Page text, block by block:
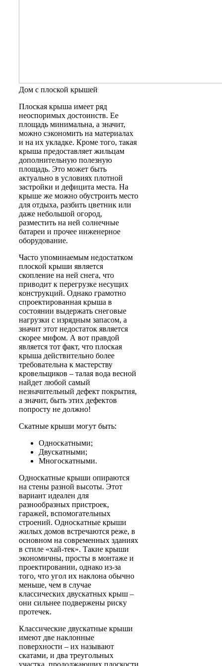
Дом с плоской крышей
Плоская крыша имеет ряд
неоспоримых достоинств. Ее
площадь минимальна, а значит,
можно сэкономить на материалах
и на их укладке. Кроме того, такая
крыша предоставляет жильцам
дополнительную полезную
площадь. Это может быть
актуально в условиях плотной
застройки и дефицита места. На
крыше же можно обустроить место
для отдыха, разбить цветник или
даже небольшой огород,
разместить на ней солнечные
батареи и прочее инженерное
оборудование.
Часто упоминаемым недостатком
плоской крыши является
скопление на ней снега, что
приводит к перегрузке несущих
конструкций. Однако грамотно
спроектированная крыша в
состоянии выдержать снеговые
нагрузки с изрядным запасом, а
значит этот недостаток является
скорее мифом. А вот правдой
является тот факт, что плоская
крыша действительно более
требовательна к мастерству
кровельщиков – талая вода весной
найдет любой самый
незначительный дефект покрытия,
а значит, быть этих дефектов
попросту не должно!
Скатные крыши могут быть:
Односкатными;
Двускатными;
Многоскатными.
Односкатные крыши опираются
на стены разной высоты. Этот
вариант идеален для
разнообразных пристроек,
гаражей, вспомогательных
строений. Односкатные крыши
жилых домов встречаются реже, в
основном на современных зданиях
в стиле «хай-тек». Такие крыши
экономичны, просты в монтаже и
проектировании, однако из-за
того, что угол их наклона обычно
меньше, чем в случае
классических двускатных крыш –
они сильнее подвержены риску
протечек.
Классические двускатные крыши
имеют две наклонные
поверхности – их называют
скатами, и два треугольных